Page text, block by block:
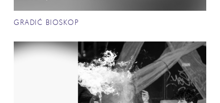
GRADIĆ BIOSKOP